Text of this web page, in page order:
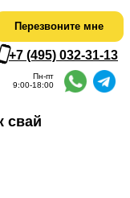
свай
Пн-пт
9:00-18:00
Перезвоните мне
+7 (495) 032-31-13